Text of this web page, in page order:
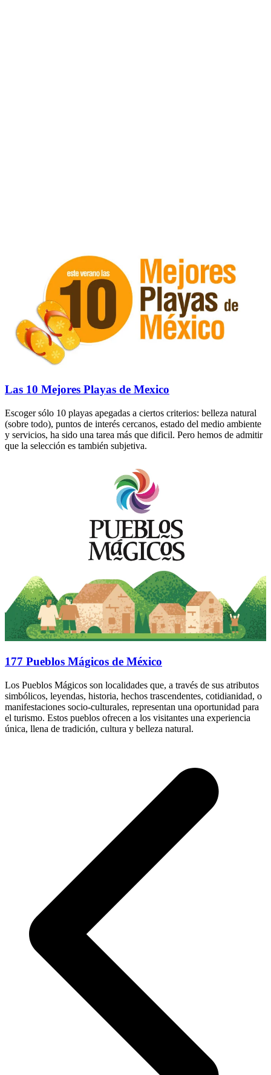
Las 10 Mejores Playas de Mexico
Escoger sólo 10 playas apegadas a ciertos criterios: belleza natural
(sobre todo), puntos de interés cercanos, estado del medio ambiente
y servicios, ha sido una tarea más que dificil. Pero hemos de admitir
que la selección es también subjetiva.
177 Pueblos Mágicos de México
Los Pueblos Mágicos son localidades que, a través de sus atributos
simbólicos, leyendas, historia, hechos trascendentes, cotidianidad, o
manifestaciones socio-culturales, representan una oportunidad para
el turismo. Estos pueblos ofrecen a los visitantes una experiencia
única, llena de tradición, cultura y belleza natural.